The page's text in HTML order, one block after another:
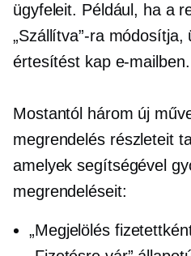
ügyfeleit. Például, ha a
„Szállítva”-ra
értesítést kap e-mailben.
Mostantól három új
megrendelés részleteit
amelyek segítségével
megrendeléseit:
„Megjelölés